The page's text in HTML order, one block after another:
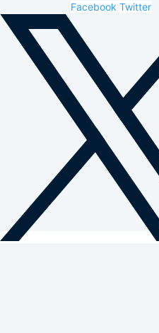
Facebook Twitter